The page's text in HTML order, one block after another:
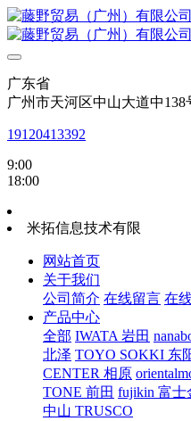
广东省
广州市天河区中山大道中138
19120413392
9:00
18:00
米拓信息技术有限
网站首页
关于我们
公司简介 在线留言 在
产品中心
全部 IWATA 岩田
北泽 TOYO SOKKI 东
CENTER 相原
TONE 前田 fujikin 富士
中山 TRUSCO